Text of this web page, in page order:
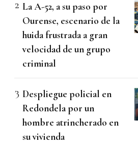
La A-52, a su paso por
Ourense, escenario de la
huida frustrada a gran
velocidad de un grupo
criminal
Despliegue policial en
Redondela por un
hombre atrincherado en
su vivienda